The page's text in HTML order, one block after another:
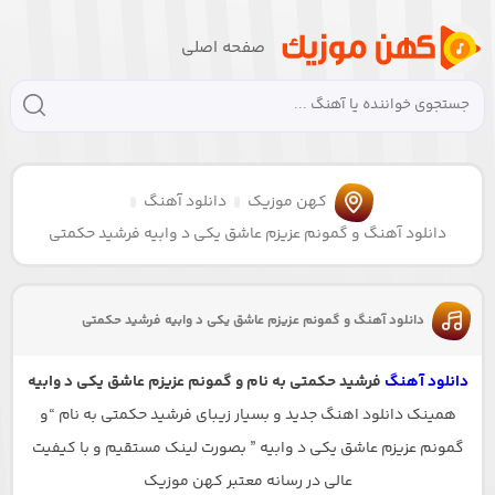
صفحه اصلی
کهن موزیک
دانلود آهنگ
دانلود آهنگ و گمونم عزیزم عاشق یکی د وابیه فرشید حکمتی
دانلود آهنگ و گمونم عزیزم عاشق یکی د وابیه فرشید حکمتی
دانلود آهنگ فرشید حکمتی به نام و گمونم عزیزم عاشق یکی د وابیه
همینک دانلود اهنگ جدید و بسیار زیبای فرشید حکمتی به نام “و
گمونم عزیزم عاشق یکی د وابیه ” بصورت لینک مستقیم و با کیفیت
عالی در رسانه معتبر کهن موزیک